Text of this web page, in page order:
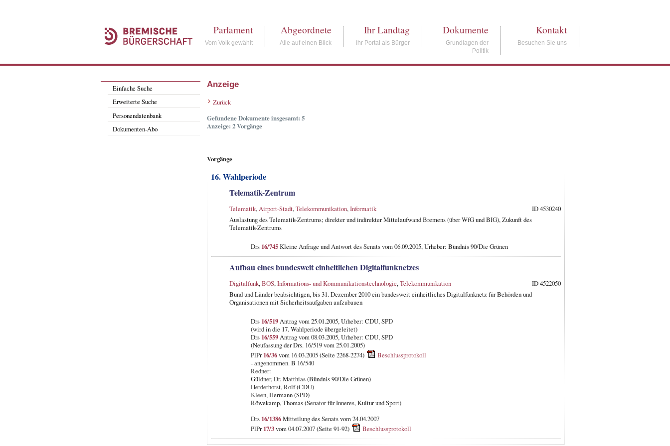
Parlament
Vom Volk gewählt
Abgeordnete
Alle auf einen Blick
Ihr Landtag
Ihr Portal als Bürger
Dokumente
Grundlagen der
Politik
Kontakt
Besuchen Sie uns
Einfache Suche
Erweiterte Suche
Personendatenbank
Dokumenten-Abo
Anzeige
Zurück
Gefundene Dokumente insgesamt: 5
Anzeige: 2 Vorgänge
Vorgänge
16. Wahlperiode
Telematik-Zentrum
Telematik,Airport-Stadt,Telekommunikation,Informatik
ID 4530240
Auslastung des Telematik-Zentrums; direkter und indirekter Mittelaufwand Bremens (über WfG und BIG), Zukunft des
Telematik-Zentrums
Drs 16/745Kleine Anfrage und Antwort des Senats vom 06.09.2005, Urheber: Bündnis 90/Die Grünen
Aufbau eines bundesweit einheitlichen Digitalfunknetzes
Digitalfunk,BOS,Informations- und Kommunikationstechnologie,Telekommunikation
ID 4522050
Bund und Länder beabsichtigen, bis 31. Dezember 2010 ein bundesweit einheitliches Digitalfunknetz für Behörden und
Organisationen mit Sicherheitsaufgaben aufzubauen
Drs 16/519Antrag vom 25.01.2005, Urheber: CDU, SPD
(wird in die 17. Wahlperiode übergeleitet)
Drs 16/559Antrag vom 08.03.2005, Urheber: CDU, SPD
(Neufassung der Drs. 16/519 vom 25.01.2005)
PlPr16/36vom 16.03.2005 (Seite 2268-2274)
Beschlussprotokoll
- angenommen. B 16/540
Redner:
Güldner, Dr. Matthias (Bündnis 90/Die Grünen)
Herderhorst, Rolf (CDU)
Kleen, Hermann (SPD)
Röwekamp, Thomas (Senator für Inneres, Kultur und Sport)
Drs 16/1386Mitteilung des Senats vom 24.04.2007
PlPr17/3vom 04.07.2007 (Seite 91-92) Beschlussprotokoll